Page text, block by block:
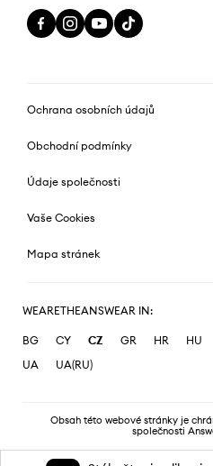
Ochrana osobních údajů
Obchodní podmínky
Údaje společnosti
Vaše Cookies
Mapa stránek
WEARETHEANSWEAR IN:
BG CY CZ GR HR HU
UA
UA(RU)
Obsah této webové stránky je
společnosti